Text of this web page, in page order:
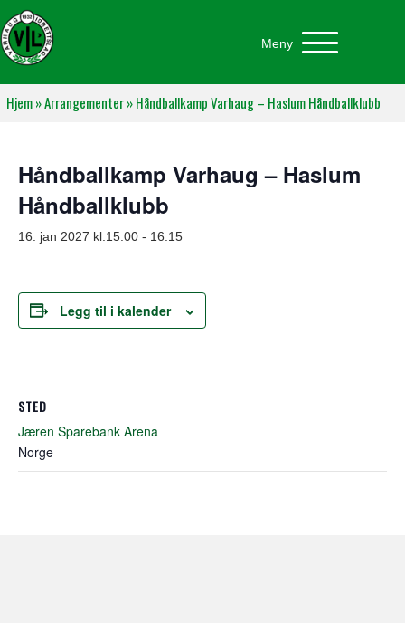
Meny
Hjem»Arrangementer»Håndballkamp Varhaug – Haslum Håndballklubb
Håndballkamp Varhaug – Haslum
Håndballklubb
16. jan 2027 kl.15:00 - 16:15
Legg til i kalender
STED
Jæren Sparebank Arena
Norge